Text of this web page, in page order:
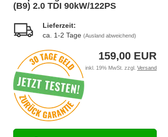
(B9) 2.0 TDI 90kW/122PS
Lieferzeit:
ca. 1-2 Tage (Ausland abweichend)
159,00 EUR
inkl. 19% MwSt. zzgl. Versand